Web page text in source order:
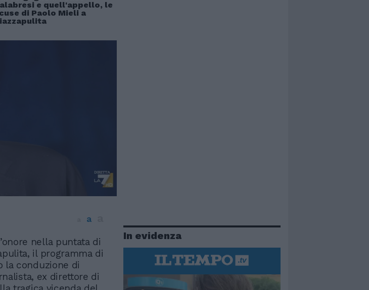
e quell'appello, le
di Paolo Mieli a
a
nella puntata di
il programma di
la conduzione di
ex direttore di
In evidenza